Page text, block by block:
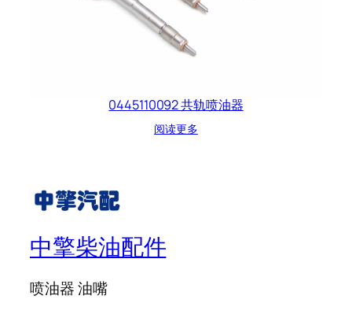
0445110092 共轨喷油器
阅读更多
中擎柴油配件
喷油器 油嘴